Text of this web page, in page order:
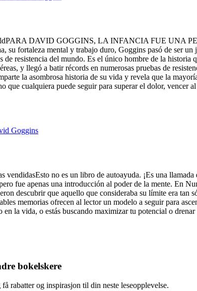
DAVID GOGGINS, LA INFANCIA FUE UNA
su fortaleza mental y trabajo duro, Goggins pasó de ser
de resistencia del mundo. Es el único hombre de la
y llegó a batir récords en numerosas pruebas de
la asombrosa historia de su vida y revela que la
que cualquiera puede seguir para superar el dolor, vencer
vendidasEsto no es un libro de autoayuda. ¡Es una
fue apenas una introducción al poder de la mente. En
descubrir que aquello que consideraba su límite era
memorias ofrecen al lector un modelo a seguir para
en la vida, o estás buscando maximizar tu potencial o
bokelskere
rabatter og inspirasjon til din neste leseopplevelse.